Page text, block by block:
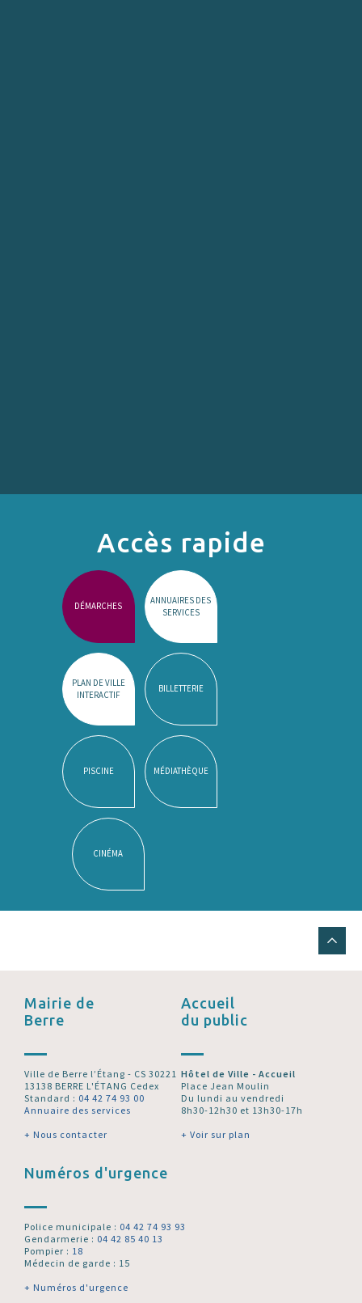
Accès rapide
DÉMARCHES
ANNUAIRES DES
SERVICES
PLAN DE VILLE
INTERACTIF
BILLETTERIE
PISCINE MÉDIATHÈQUE
CINÉMA
Mairie de
Berre
Ville de Berre l’Étang - CS 30221
13138 BERRE L'ÉTANG Cedex
Standard : 04 42 74 93 00
Annuaire des services
+ Nous contacter
Accueil
du public
Hôtel de Ville - Accueil
Place Jean Moulin
Du lundi au vendredi
8h30-12h30 et 13h30-17h
+ Voir sur plan
Numéros d'urgence
Police municipale : 04 42 74 93 93
Gendarmerie : 04 42 85 40 13
Pompier : 18
Médecin de garde : 15
+ Numéros d'urgence